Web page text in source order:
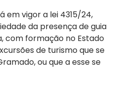
em vigor a lei 4315/24,
da presença de guia
com formação no Estado
de turismo que se
ou que a esse se